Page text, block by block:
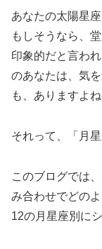
あなたの太陽星
もしそうなら、
印象的だと言わ
のあなたは、気
も、ありますよね
それって、「月
このブログでは
み合わせでどの
12の月星座別に